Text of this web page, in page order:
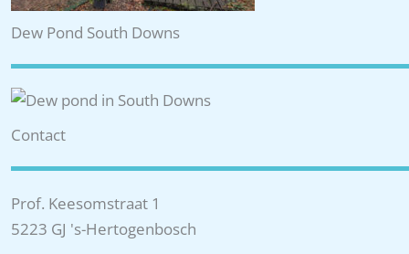
Dew Pond South Downs
Contact
Prof. Keesomstraat 1
5223 GJ 's-Hertogenbosch